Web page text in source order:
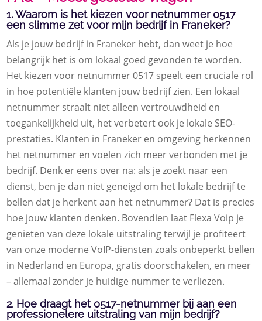
1. Waarom is het kiezen voor netnummer 0517
een slimme zet voor mijn bedrijf in Franeker?
Als je jouw bedrijf in Franeker hebt, dan weet je hoe
belangrijk het is om lokaal goed gevonden te worden.
Het kiezen voor netnummer 0517 speelt een cruciale rol
in hoe potentiële klanten jouw bedrijf zien. Een lokaal
netnummer straalt niet alleen vertrouwdheid en
toegankelijkheid uit, het verbetert ook je lokale SEO-
prestaties. Klanten in Franeker en omgeving herkennen
het netnummer en voelen zich meer verbonden met je
bedrijf. Denk er eens over na: als je zoekt naar een
dienst, ben je dan niet geneigd om het lokale bedrijf te
bellen dat je herkent aan het netnummer? Dat is precies
hoe jouw klanten denken. Bovendien laat Flexa Voip je
genieten van deze lokale uitstraling terwijl je profiteert
van onze moderne VoIP-diensten zoals onbeperkt bellen
in Nederland en Europa, gratis doorschakelen, en meer
– allemaal zonder je huidige nummer te verliezen.
2. Hoe draagt het 0517-netnummer bij aan een
professionelere uitstraling van mijn bedrijf?